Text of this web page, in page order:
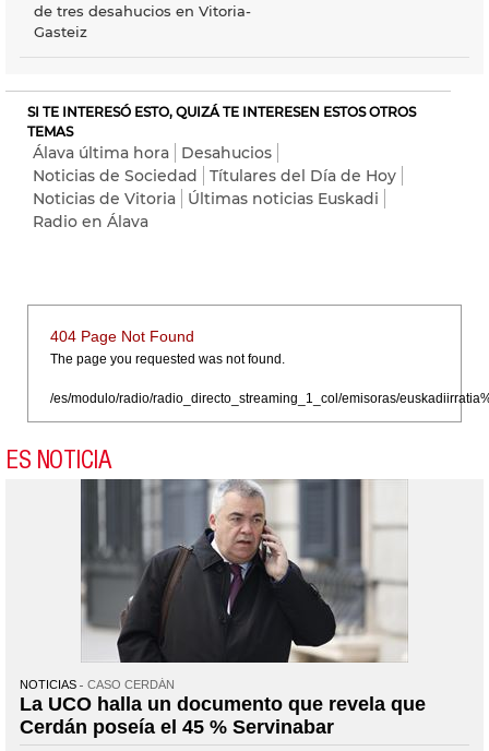
de tres desahucios en Vitoria-
Gasteiz
SI TE INTERESÓ ESTO, QUIZÁ TE INTERESEN ESTOS OTROS
TEMAS
Álava última hora
Desahucios
Noticias de Sociedad
Títulares del Día de Hoy
Noticias de Vitoria
Últimas noticias Euskadi
Radio en Álava
404 Page Not Found
The page you requested was not found.
/es/modulo/radio/radio_directo_streaming_1_col/emisoras/
ES NOTICIA
NOTICIAS CASO CERDÁN
La UCO halla un documento que revela que
Cerdán poseía el 45 % Servinabar